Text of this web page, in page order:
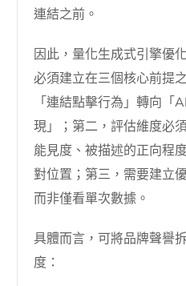
連結之前。
因此，量化生成式引擎優
必須建立在三個核心前提
「連結點擊行為」轉向「
現」；第二，評估維度必
能見度、被描述的正向程
對位置；第三，需要建立
而非僅看單次數據。
具體而言，可將品牌聲譽
度：